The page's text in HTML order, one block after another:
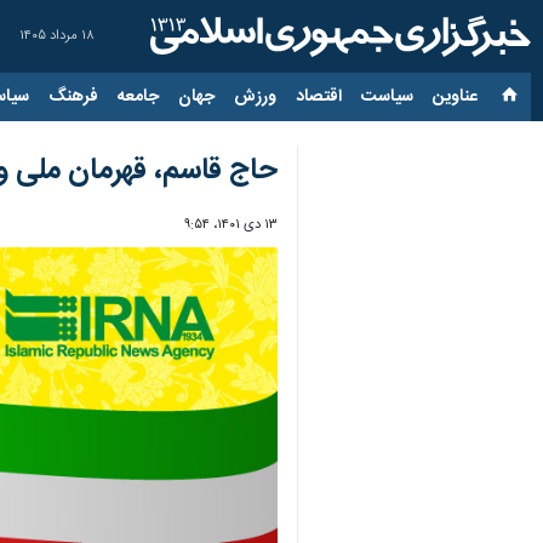
۱۸ مرداد ۱۴۰۵
عناوین‌ سیاست اقتصاد ورزش جهان جامعه فرهنگ
حاج قاسم، قهرمان
۱۳ دی ۱۴۰۱، ۹:۵۴